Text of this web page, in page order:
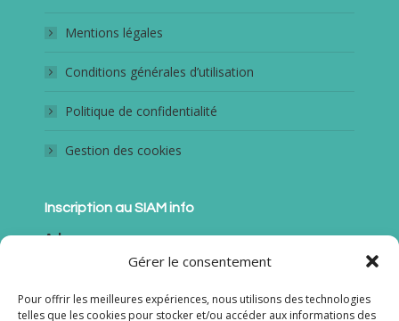
Gérer le consentement
Pour offrir les meilleures expériences, nous utilisons des technologies
telles que les cookies pour stocker et/ou accéder aux informations des
une
fenêtre
une
fenêtre
une
fenêtre
une
fenêtre
Mentions légales
Conditions générales d’utilisation
Politique de confidentialité
Gestion des cookies
Inscription au SIAM info
Adresse
Nom